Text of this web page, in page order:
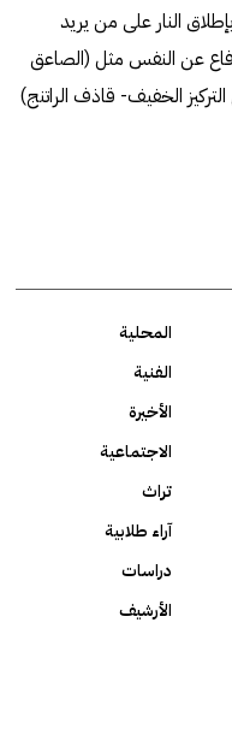
النار على من يريد
عن النفس مثل (الصاعق
الخفيف- قاذف الراتنج)
المحلية
الفنية
الأخيرة
الاجتماعية
تراث
آراء طلابية
دراسات
الأرشيف